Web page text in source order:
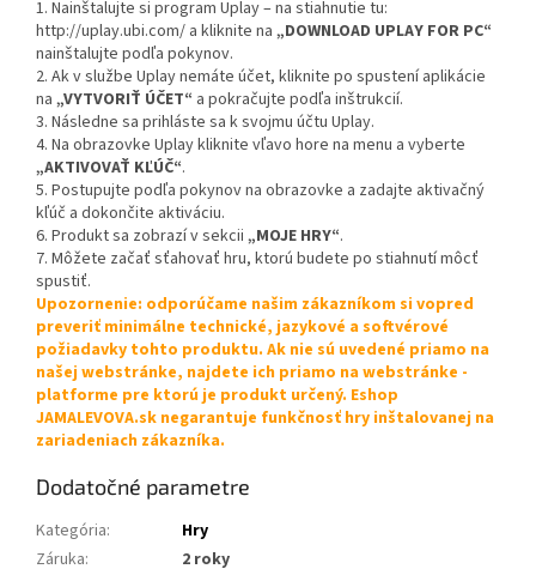
1. Nainštalujte si program Uplay – na stiahnutie tu:
http://uplay.ubi.com/ a kliknite na „DOWNLOAD UPLAY FOR PC“
nainštalujte podľa pokynov.
2. Ak v službe Uplay nemáte účet, kliknite po spustení aplikácie
na „VYTVORIŤ ÚČET“ a pokračujte podľa inštrukcií.
3. Následne sa prihláste sa k svojmu účtu Uplay.
4. Na obrazovke Uplay kliknite vľavo hore na menu a vyberte
„AKTIVOVAŤ KĽÚČ“.
5. Postupujte podľa pokynov na obrazovke a zadajte aktivačný
kľúč a dokončite aktiváciu.
6. Produkt sa zobrazí v sekcii „MOJE HRY“.
7. Môžete začať sťahovať hru, ktorú budete po stiahnutí môcť
spustiť.
Upozornenie: odporúčame našim zákazníkom si vopred
preveriť minimálne technické, jazykové a softvérové
požiadavky tohto produktu. Ak nie sú uvedené priamo na
našej webstránke, najdete ich priamo na webstránke -
platforme pre ktorú je produkt určený. Eshop
JAMALEVOVA.sk negarantuje funkčnosť hry inštalovanej na
zariadeniach zákazníka.
Dodatočné parametre
Kategória:
Hry
Záruka:
2 roky